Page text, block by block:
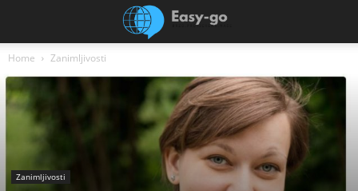
Home Zanimljivosti
Zanimljivosti